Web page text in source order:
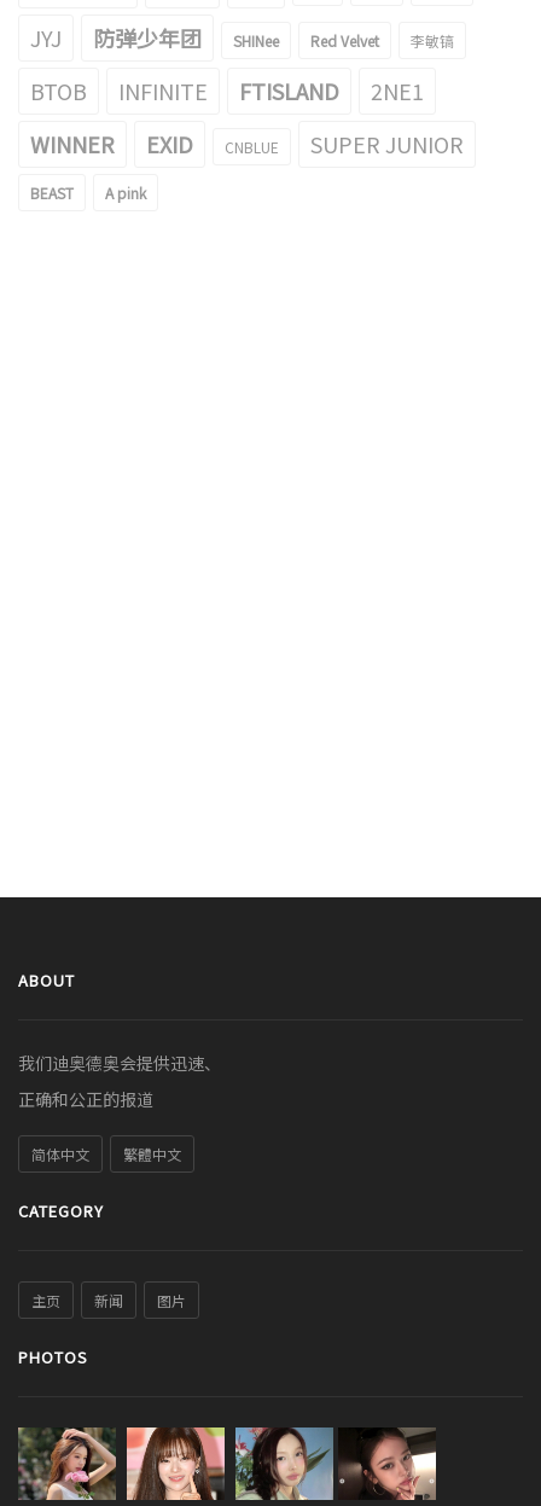
JYJ 防弹少年团 SHINee Red Velvet 李敏镐
BTOB INFINITE FTISLAND
2NE1
WINNER
EXID CNBLUE SUPER JUNIOR
BEAST A pink
ABOUT
我们迪奥德奥会提供迅速、
正确和公正的报道
简体中文 繁體中文
CATEGORY
主页 新闻 图片
PHOTOS